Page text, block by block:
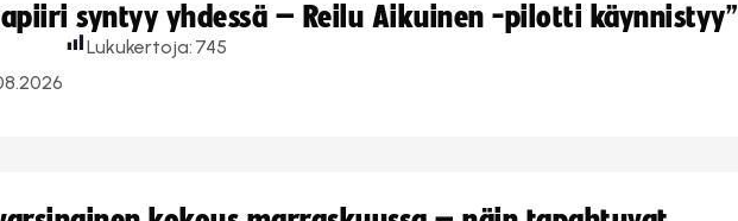
syntyy yhdessä – Reilu Aikuinen -pilotti käynnistyy”
Lukukertoja: 745